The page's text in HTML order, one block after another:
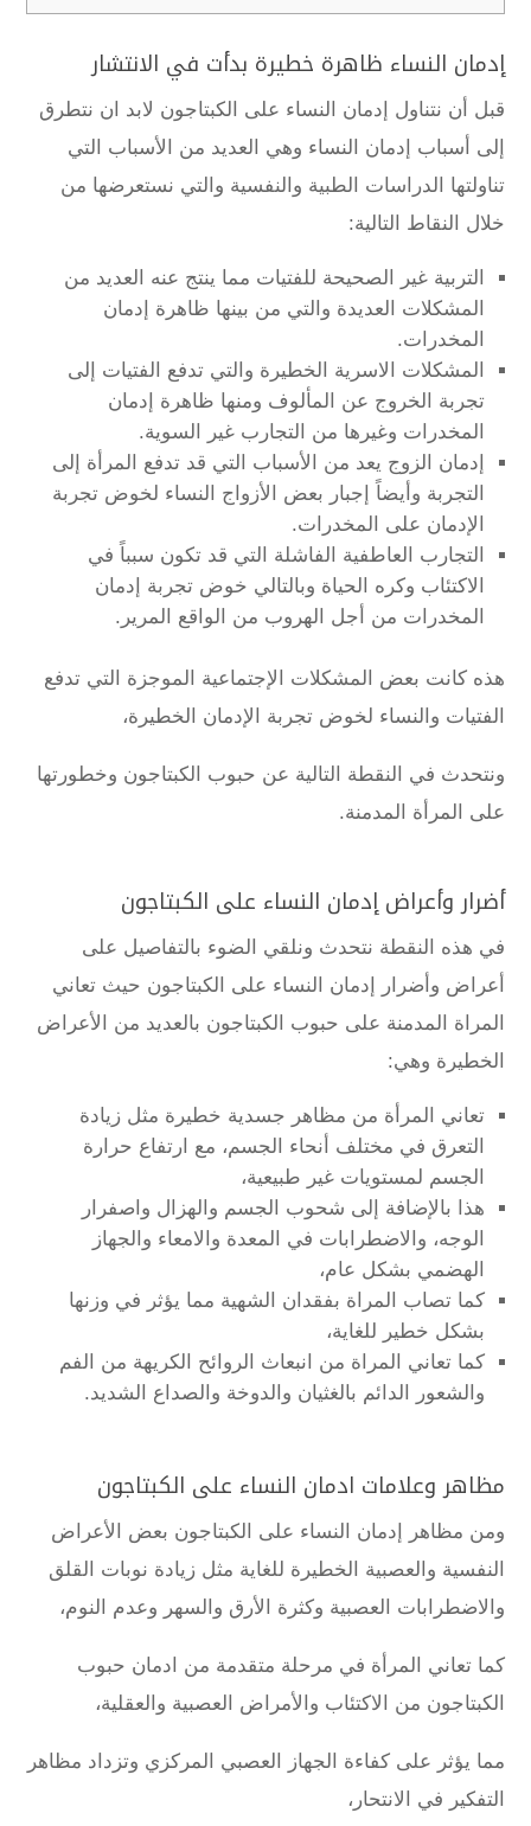
إدمان النساء ظاهرة خطيرة بدأت في الانتشار
قبل أن نتناول إدمان النساء على الكبتاجون لابد ان نتطرق
إلى
أسباب إدمان النساء وهي العديد من الأسباب التي
تناولتها الدراسات الطبية والنفسية والتي نستعرضها من
خلال النقاط التالية:
التربية غير الصحيحة للفتيات مما ينتج عنه العديد من
المشكلات العديدة والتي من بينها ظاهرة إدمان
المخدرات.
المشكلات الاسرية الخطيرة والتي تدفع الفتيات إلى
تجربة الخروج عن المألوف ومنها ظاهرة إدمان
المخدرات وغيرها من التجارب غير السوية.
إدمان الزوج يعد من الأسباب التي قد تدفع المرأة إلى
التجربة وأيضاً إجبار بعض الأزواج النساء لخوض تجربة
الإدمان على المخدرات.
التجارب العاطفية الفاشلة التي قد تكون سبباً في
الاكتئاب وكره الحياة وبالتالي خوض تجربة إدمان
المخدرات من أجل الهروب من الواقع المرير.
هذه كانت بعض المشكلات الإجتماعية الموجزة التي تدفع
الفتيات والنساء لخوض تجربة الإدمان الخطيرة،
ونتحدث في النقطة التالية عن حبوب الكبتاجون وخطورتها
على المرأة المدمنة.
أضرار وأعراض إدمان النساء على الكبتاجون
في هذه النقطة نتحدث ونلقي الضوء بالتفاصيل على
أعراض وأضرار إدمان النساء على الكبتاجون حيث تعاني
المراة المدمنة على حبوب الكبتاجون بالعديد من الأعراض
الخطيرة وهي:
تعاني المرأة من مظاهر جسدية خطيرة مثل زيادة
التعرق في مختلف أنحاء الجسم، مع ارتفاع حرارة
الجسم لمستويات غير طبيعية،
هذا بالإضافة إلى شحوب الجسم والهزال واصفرار
الوجه، والاضطرابات في المعدة والامعاء والجهاز
الهضمي بشكل عام،
كما تصاب المراة بفقدان الشهية مما يؤثر في وزنها
بشكل خطير للغاية،
كما تعاني المراة من انبعاث الروائح الكريهة من الفم
والشعور الدائم بالغثيان والدوخة والصداع الشديد.
مظاهر وعلامات ادمان النساء على الكبتاجون
ومن مظاهر إدمان النساء على الكبتاجون بعض الأعراض
النفسية والعصبية الخطيرة للغاية مثل زيادة نوبات القلق
والاضطرابات العصبية وكثرة الأرق والسهر وعدم النوم،
كما تعاني المرأة في مرحلة متقدمة من ادمان حبوب
الكبتاجون من الاكتئاب والأمراض العصبية والعقلية،
مما يؤثر على كفاءة الجهاز العصبي المركزي وتزداد مظاهر
التفكير في الانتحار،